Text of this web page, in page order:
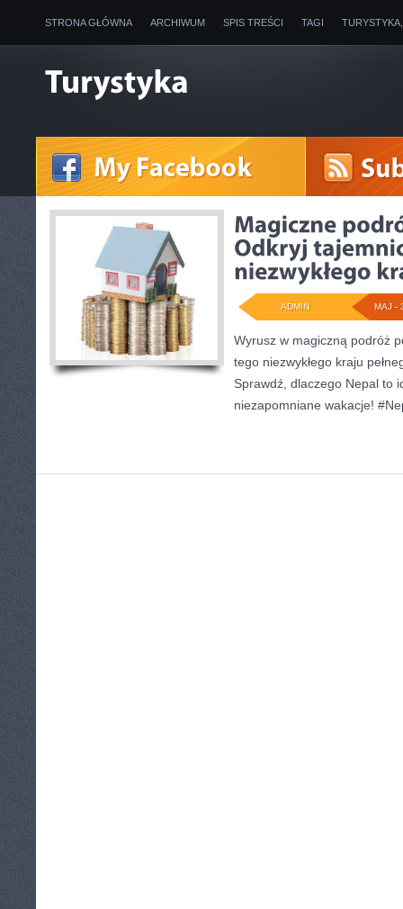
STRONA GŁÓWNA ARCHIWUM SPIS TREŚCI TAGI
MAJ -
ADMIN
Wyrusz w magiczną podróż
tego niezwykłego kraju
Sprawdź, dlaczego Nepal to
niezapomniane wakacje!